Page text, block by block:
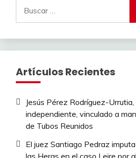
Artículos Recientes
Jesús Pérez Rodríguez-
independiente, vinculado a
de Tubos Reunidos
El juez Santiago Pedraz
las Heras en el caso Leire por